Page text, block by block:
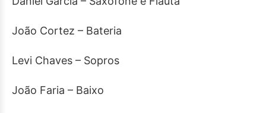
João Cortez – Bateria
Levi Chaves – Sopros
João Faria – Baixo